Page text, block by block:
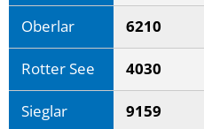
Oberlar 6210
Rotter See 4030
Sieglar 9159